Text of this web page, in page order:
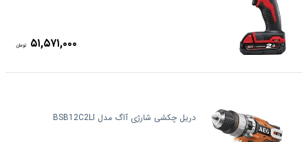
۵۱,۵۷۱,۰۰۰ تومان
دریل چکشی شارژی آاگ مدل BSB12C2LI